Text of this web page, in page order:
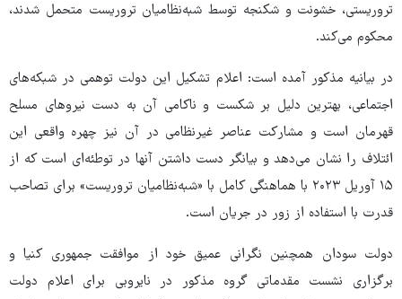
تروریستی، خشونت و شکنجه توسط شبه‌نظامیان تروریست متحمل شدند،
محکوم می‌کند.
در بیانیه مذکور آمده است: اعلام تشکیل این دولت توهمی در شبکه‌های
اجتماعی، بهترین دلیل بر شکست و ناکامی آن به دست نیروهای مسلح
قهرمان است و مشارکت عناصر غیرنظامی در آن نیز چهره واقعی این
ائتلاف را نشان می‌دهد و بیانگر دست داشتن آنها در توطئه‌ای است که از
۱۵ آوریل ۲۰۲۳ با هماهنگی کامل با «شبه‌نظامیان تروریست» برای تصاحب
قدرت با استفاده از زور در جریان است.
دولت سودان همچنین نگرانی عمیق خود از موافقت جمهوری کنیا و
برگزاری نشست مقدماتی گروه مذکور در نایروبی برای اعلام دولت